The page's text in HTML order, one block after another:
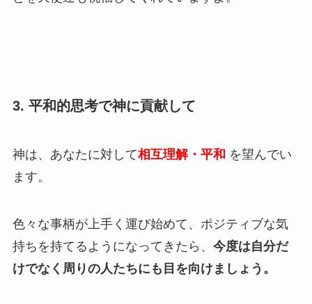
3. 平和的思考で神に貢献して
神は、あなたに対して相互理解・平和 を望んでい
ます。
色々な事柄が上手く運び始めて、ポジティブな気
持ちを持てるようになってきたら、 今度は自分だ
けでなく周りの人たちにも目を向けましょう。